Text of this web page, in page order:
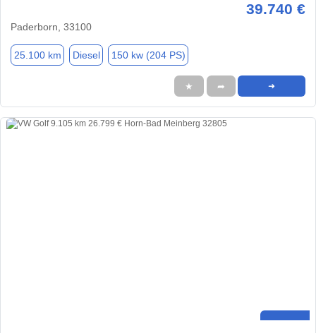
39.740 €
Paderborn, 33100
25.100 km Diesel 150 kw (204 PS)
★ ➦ ➜